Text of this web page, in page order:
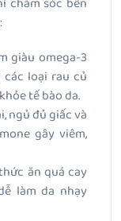
giàu omega-3
loại rau củ
tế bào da.
ngủ đủ giấc và
gây viêm,
ăn quá cay
làm da nhạy